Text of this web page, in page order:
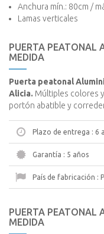
Anchura mín.: 80cm /
Lamas verticales
PUERTA PEATONAL
MEDIDA
Puerta peatonal
Alicia. Múltiples colores
portón abatible y
Plazo de entrega : 6
Garantía : 5 años
País de fabricación :
PUERTA PEATONAL
MEDIDA